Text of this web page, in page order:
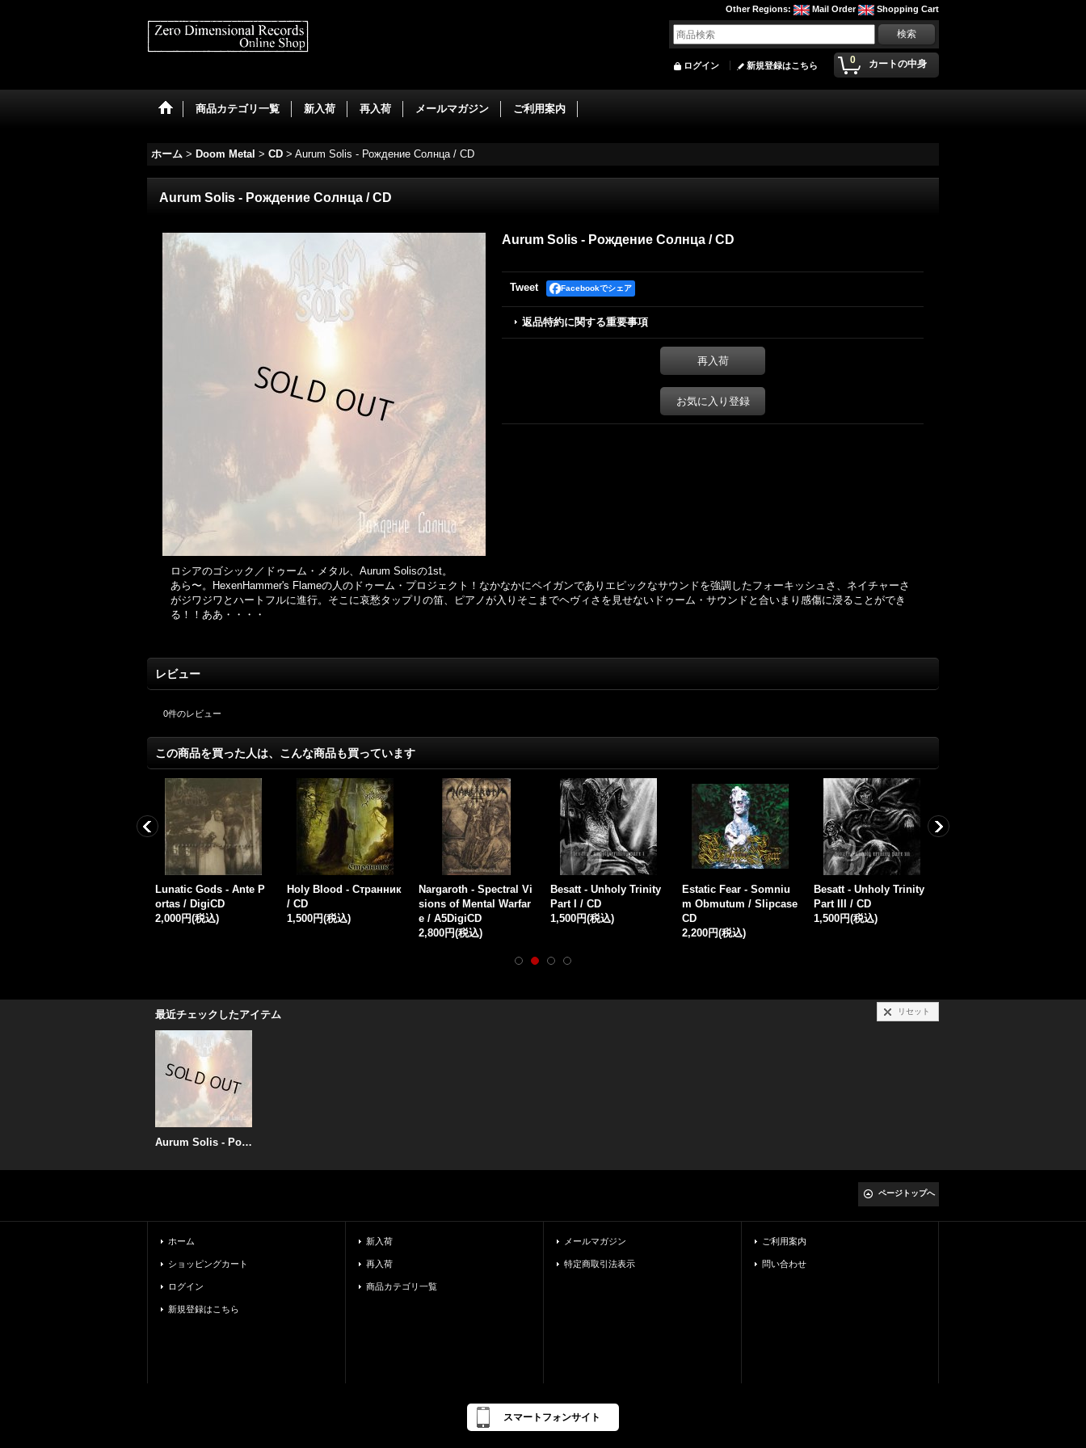
Other Regions: Mail Order Shopping Cart
0 カートの中身
ログイン 新規登録はこちら
商品カテゴリ一覧 新入荷 再入荷 メールマガジン ご利用案内
ホーム > Doom Metal > CD > Aurum Solis - Рождение Солнца / CD
Aurum Solis - Рождение Солнца / CD
Aurum Solis - Рождение Солнца / CD
Tweet Facebookでシェア
返品特約に関する重要事項
再入荷
お気に入り登録
ロシアのゴシック／ドゥーム・メタル、Aurum Solisの1st。
あら〜。HexenHammer's Flameの人のドゥーム・プロジェクト！なかなかにペイガンでありエピックなサウンドを強調したフォーキッシュさ、ネイチャーさ
がジワジワとハートフルに進行。そこに哀愁タップリの笛、ピアノが入りそこまでヘヴィさを見せないドゥーム・サウンドと合いまり感傷に浸ることができ
る！！ああ・・・・
レビュー
0件のレビュー
この商品を買った人は、こんな商品も買っています
Lunatic Gods - Ante P
ortas / DigiCD
2,000円(税込)
Holy Blood - Странник
/ CD
1,500円(税込)
Nargaroth - Spectral Vi
sions of Mental Warfar
e / A5DigiCD
2,800円(税込)
Besatt - Unholy Trinity
Part I / CD
1,500円(税込)
Estatic Fear - Somniu
m Obmutum / Slipcase
CD
2,200円(税込)
Besatt - Unholy Trinity
Part III / CD
1,500円(税込)
最近チェックしたアイテム リセット
Aurum Solis - Рождение Солнца / CD
ページトップへ
ホーム
ショッピングカート
ログイン
新規登録はこちら
新入荷
再入荷
商品カテゴリ一覧
メールマガジン
特定商取引法表示
ご利用案内
問い合わせ
スマートフォンサイト